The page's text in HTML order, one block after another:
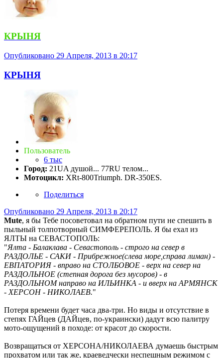
КРЫНЯ
Опубликовано 29 Апреля, 2013 в 20:17
КРЫНЯ
Пользователь
6 тыс
Город: 21UA душой... 77RU телом...
Мотоцикл: XRt-800Triumph. DR-350ES.
Поделиться
Опубликовано 29 Апреля, 2013 в 20:17
Mute, я бы Тебе посоветовал на обратном пути не спешить в
пыльный толпотворный СИМФЕРЕПОЛЬ. Я бы ехал из
ЯЛТЫ на СЕВАСТОПОЛЬ:
"Ялта - Балаклава - Севастополь - строго на север в
РАЗДОЛЬЕ - САКИ - Прибрежное(слева море,справа лиман) -
ЕВПАТОРИЯ - вправо на СТОЛБОВОЕ - верх на север на
РАЗДОЛЬНОЕ (степная дорога без мусоров) - в
РАЗДОЛЬНОМ направо на ИЛЬИНКА - и вверх на АРМЯНСК
- ХЕРСОН - НИКОЛАЕВ."
Потеря времени будет часа два-три. Но виды и отсутствие в
степях ГАЙцев (ДАЙцев, по-украински) дадут всю палитру
мото-ощущений в походе: от красот до скорости.
Возвращаться от ХЕРСОНА/НИКОЛАЕВА думаешь быстрым
прохватом или так же, краеведчески неспешным режимом с